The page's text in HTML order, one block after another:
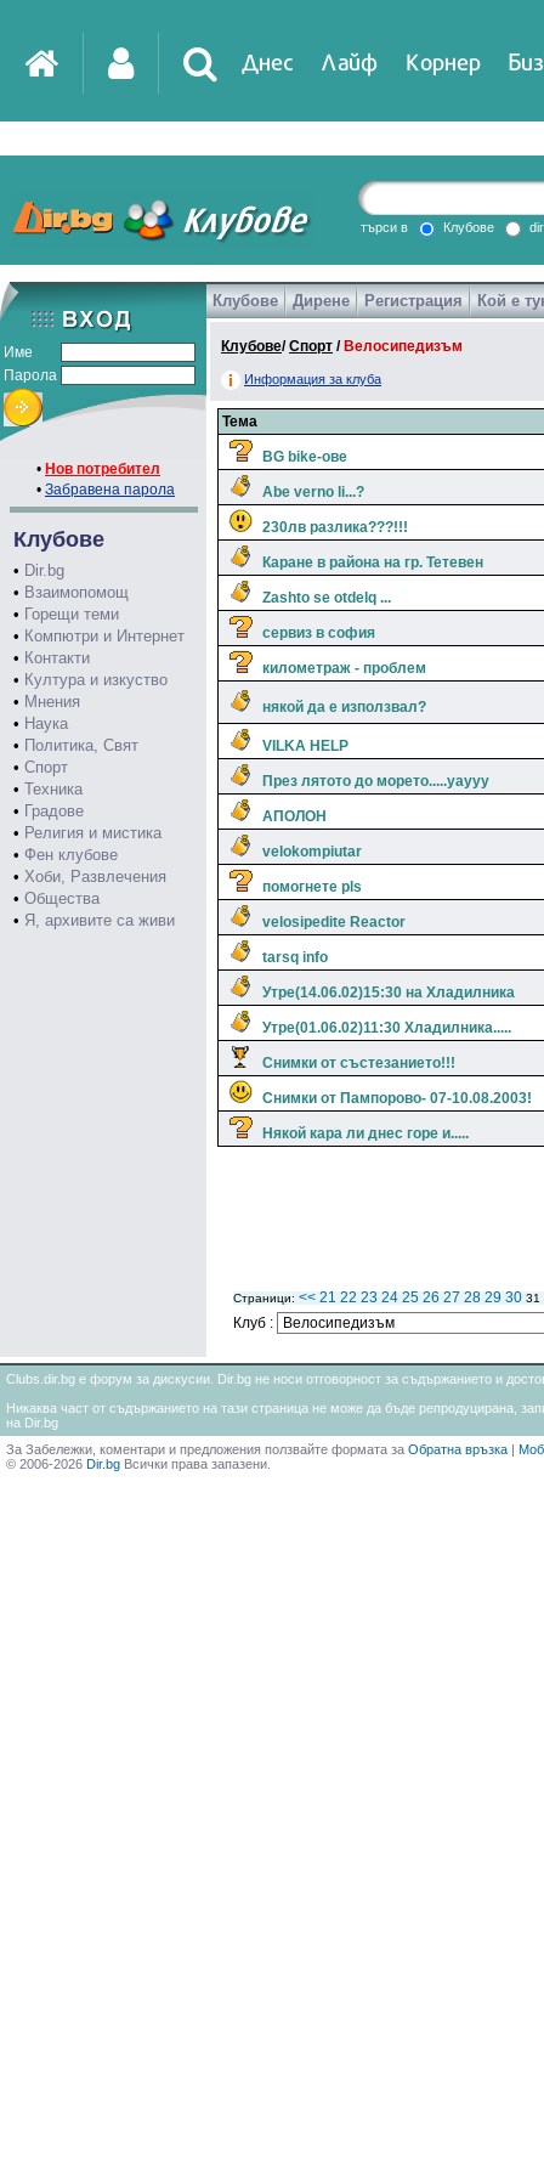
Днес Лайф Корнер
DirTV Impressio
Games
търси в Клубове
Име
Парола
• Нов потребител
• Забравена парола
Клубове
• Dir.bg
• Взаимопомощ
• Горещи теми
• Компютри и Интернет
• Контакти
• Култура и изкуство
• Мнения
• Наука
• Политика, Свят
• Спорт
• Техника
• Градове
• Религия и мистика
• Фен клубове
• Хоби, Развлечения
• Общества
• Я, архивите са живи
Клубове Дирене Регистрация Кой е
Клубове/Спорт / Велосипедизъм
Информация за клуба
Тема
BG bike-ове
Abe verno li...?
230лв разлика???!!!
Каране в района на гр. Тетевен
Zashto se otdelq ...
сервиз в софия
километраж - проблем
някой да е използвал?
VILKA HELP
През лятото до морето.....уаууу
АПОЛОН
velokompiutar
помогнете pls
velosipedite Reactor
tarsq info
Утре(14.06.02)15:30 на Хладилника
Утре(01.06.02)11:30 Хладилника.....
Снимки от състезанието!!!
Снимки от Пампорово- 07-10.08.2003!
Някой кара ли днес горе и.....
Страници: << 21 22 23 24 25 26 27 28 29 30 31
Клуб :
Clubs.dir.bg е форум за дискусии. Dir.bg не носи отговорност за съдържанието и
Никаква част от съдържанието на тази страница не може да бъде репродуцирана,
на Dir.bg
За Забележки, коментари и предложения ползвайте формата за Обратна връзка |
© 2006-2026 Dir.bg Всички права запазени.